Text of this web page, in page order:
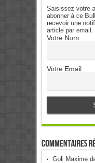
Saisissez votre
abonner à ce
recevoir une
article par email.
Votre Nom
Votre Email
Commentaires
Goli Maxime